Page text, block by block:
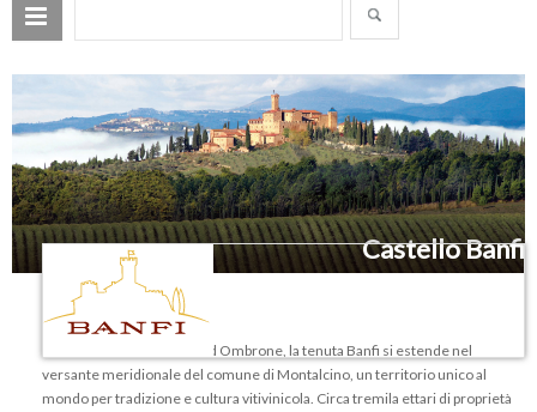
Castello Banfi
Adagiata tra i fiumi Orcia ed Ombrone, la tenuta Banfi si estende nel
versante meridionale del comune di Montalcino, un territorio unico al
mondo per tradizione e cultura vitivinicola. Circa tremila ettari di proprietà